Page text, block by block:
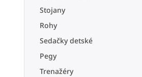
Stojany
Rohy
Sedačky detské
Pegy
Trenažéry